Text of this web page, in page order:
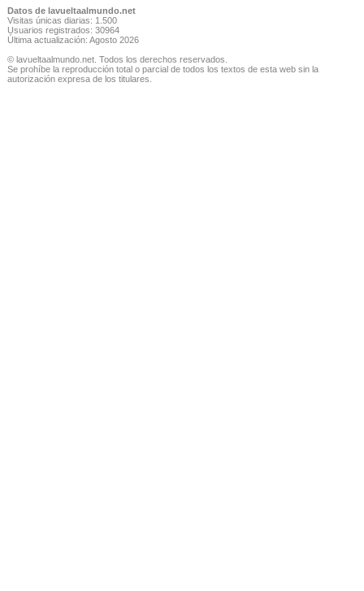
Datos de lavueltaalmundo.net
Visitas únicas diarias: 1.500
Usuarios registrados: 30964
Última actualización: Agosto 2026
© lavueltaalmundo.net. Todos los derechos reservados.
Se prohíbe la reproducción total o parcial de todos los textos de esta web sin la
autorización expresa de los titulares.